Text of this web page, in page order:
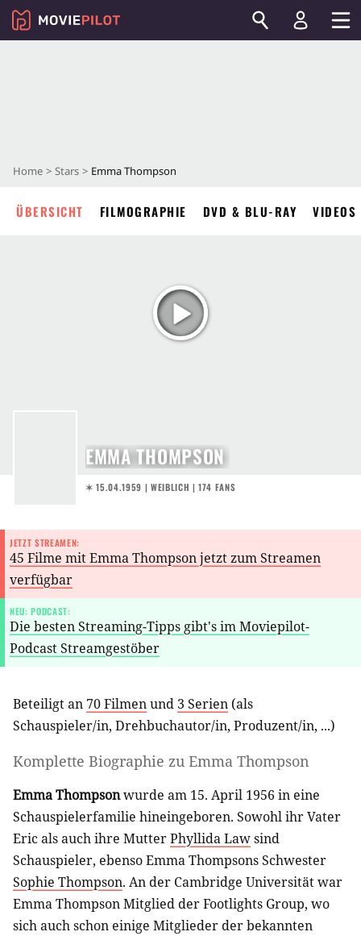
Home Stars Emma Thompson
ÜBERSICHT FILMOGRAPHIE DVD & BLU-RAY VIDEOS
EMMA THOMPSON
✶ 15.04.1959 | WEIBLICH | 174 FANS
JETZT STREAMEN:
45 Filme mit Emma Thompson jetzt zum Streamen
verfügbar
NEU: PODCAST:
Die besten Streaming-Tipps gibt's im Moviepilot-
Podcast Streamgestöber
Beteiligt an 70 Filmenund 3 Serien (als
Schauspieler/in, Drehbuchautor/in, Produzent/in, ...)
Komplette Biographie zu Emma Thompson
Emma Thompsonwurde am 15. April 1956 in eine
Schauspielerfamilie hineingeboren. Sowohl ihr Vater
Eric als auch ihre MutterPhyllida Lawsind
Schauspieler, ebenso Emma Thompsons Schwester
Sophie Thompson. An der Cambridge Universität war
Emma Thompson Mitglied der Footlights Group, wo
sich auch schon einige Mitglieder der bekannten